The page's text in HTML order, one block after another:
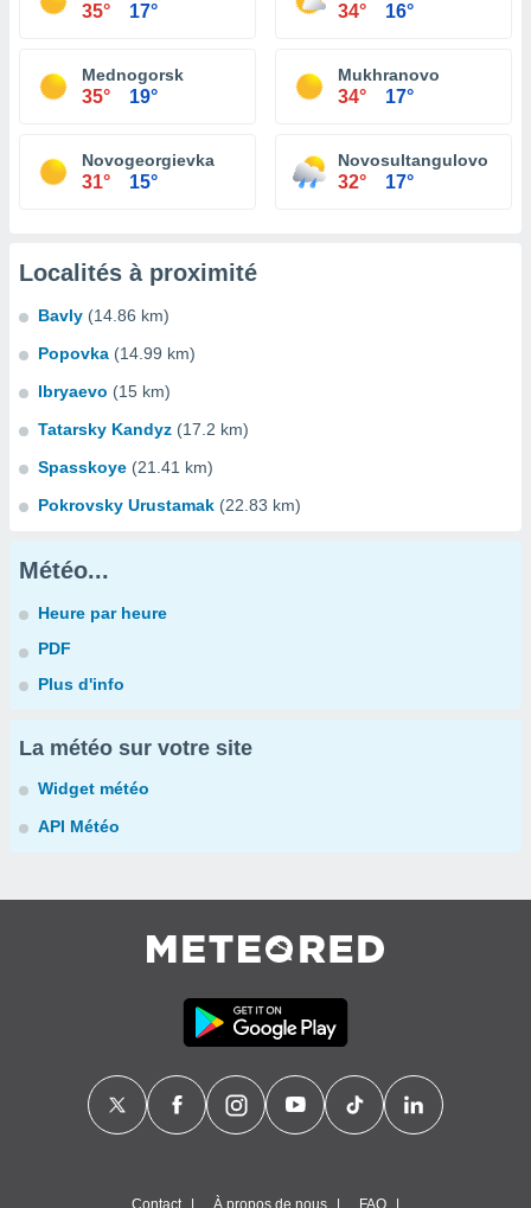
35° 17° 34° 16°
Mednogorsk
35° 19°
Mukhranovo
34° 17°
Novogeorgievka
31° 15°
Novosultangulovo
32° 17°
Localités à proximité
Bavly (14.86 km)
Popovka (14.99 km)
Ibryaevo (15 km)
Tatarsky Kandyz (17.2 km)
Spasskoye (21.41 km)
Pokrovsky Urustamak (22.83 km)
Météo...
Heure par heure
PDF
Plus d'info
La météo sur votre site
Widget météo
API Météo
Contact À propos de nous FAQ